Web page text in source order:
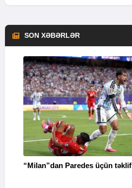
SON XƏBƏRLƏR
“Milan”dan Paredes üçün təklif